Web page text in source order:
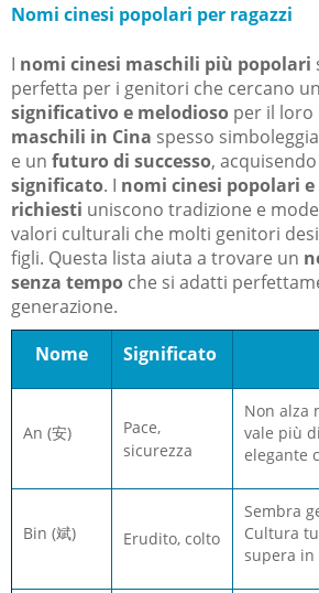
Nomi cinesi popolari per ragazzi
I nomi cinesi maschili più popolari
perfetta per i genitori che cercano un
significativo e melodioso per il loro
maschili in Cina spesso
e un futuro di successo,
significato. I nomi cinesi popolari
richiesti uniscono tradizione e
valori culturali che molti genitori
figli. Questa lista aiuta a trovare un
senza tempo che si adatti
generazione.
Nome
Significato
An (安)
Pace,
sicurezza
Non alza
vale più
elegante
Bin (斌) Erudito, colto
Sembra
Cultura
supera in